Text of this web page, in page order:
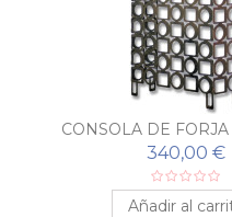
CONSOLA DE
ESPEJO A
340,00 €
Añadir al